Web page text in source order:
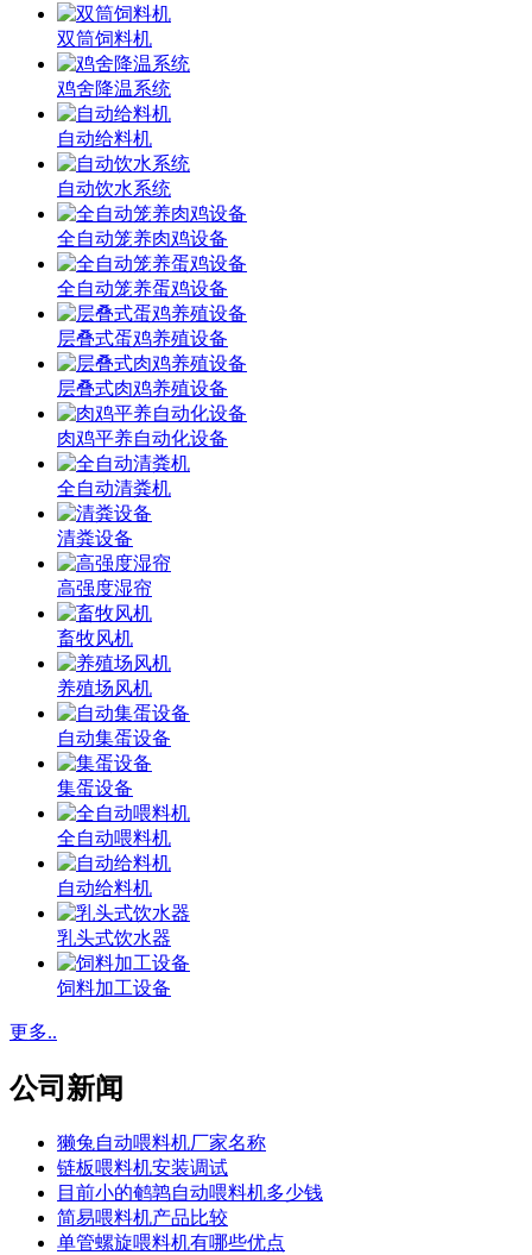
双筒饲料机
鸡舍降温系统
自动给料机
自动饮水系统
全自动笼养肉鸡设备
全自动笼养蛋鸡设备
层叠式蛋鸡养殖设备
层叠式肉鸡养殖设备
肉鸡平养自动化设备
全自动清粪机
清粪设备
高强度湿帘
畜牧风机
养殖场风机
自动集蛋设备
集蛋设备
全自动喂料机
自动给料机
乳头式饮水器
饲料加工设备
更多..
公司新闻
獭兔自动喂料机厂家名称
链板喂料机安装调试
目前小的鹌鹑自动喂料机多少钱
简易喂料机产品比较
单管螺旋喂料机有哪些优点